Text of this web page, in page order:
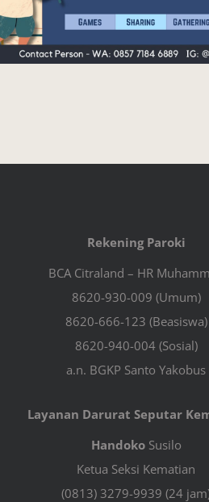
Rekening Paroki
BCA Citraland – HR
8620-930-009 (Umum)
8620-666-123 (Beasiswa)
8620-940-004 (Sosial)
a.n. BGKP Santo Yakobus
Layanan Darurat Seputar
HandokoSusilo
Ketua Seksi Kematian
(0813) 3279-9939 (24